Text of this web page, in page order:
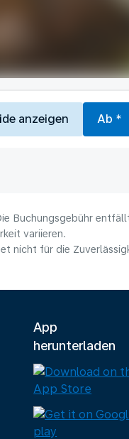
anzeigen Ab *
Buchungsgebühr
variieren.
nicht für die
App
herunterladen